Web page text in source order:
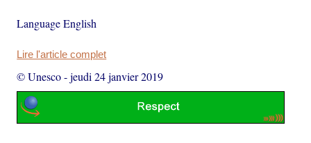
Language English
Lire l'article complet
© Unesco-jeudi 24 janvier 2019